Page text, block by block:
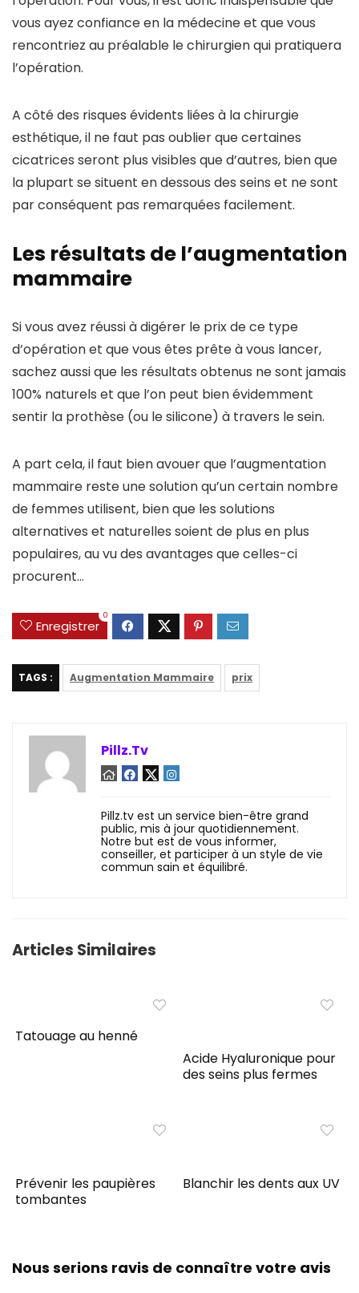
vous ayez confiance en la médecine et que vous
rencontriez au préalable le chirurgien qui pratiquera
l’opération.
A côté des risques évidents liées à la chirurgie
esthétique, il ne faut pas oublier que certaines
cicatrices seront plus visibles que d’autres, bien que
la plupart se situent en dessous des seins et ne sont
par conséquent pas remarquées facilement.
Les résultats de l’augmentation
mammaire
Si vous avez réussi à digérer le prix de ce type
d’opération et que vous êtes prête à vous lancer,
sachez aussi que les résultats obtenus ne sont jamais
100% naturels et que l’on peut bien évidemment
sentir la prothèse (ou le silicone) à travers le sein.
A part cela, il faut bien avouer que l’augmentation
mammaire reste une solution qu’un certain nombre
de femmes utilisent, bien que les solutions
alternatives et naturelles soient de plus en plus
populaires, au vu des avantages que celles-ci
procurent…
Enregistrer
0
TAGS : Augmentation Mammaire prix
Pillz.Tv
Pillz.tv est un service bien-être grand
public, mis à jour quotidiennement.
Notre but est de vous informer,
conseiller, et participer à un style de vie
commun sain et équilibré.
Articles Similaires
Tatouage au henné
Acide Hyaluronique pour
des seins plus fermes
Prévenir les paupières
tombantes
Blanchir les dents aux UV
Nous serions ravis de connaître votre avis